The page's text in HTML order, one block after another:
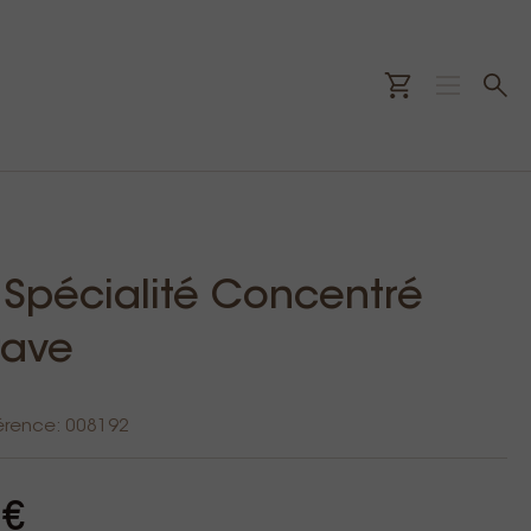
Spécialité Concentré
008192